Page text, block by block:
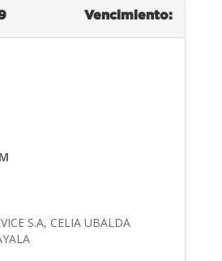
Vencimiento:
S.A, CELIA UBALDA